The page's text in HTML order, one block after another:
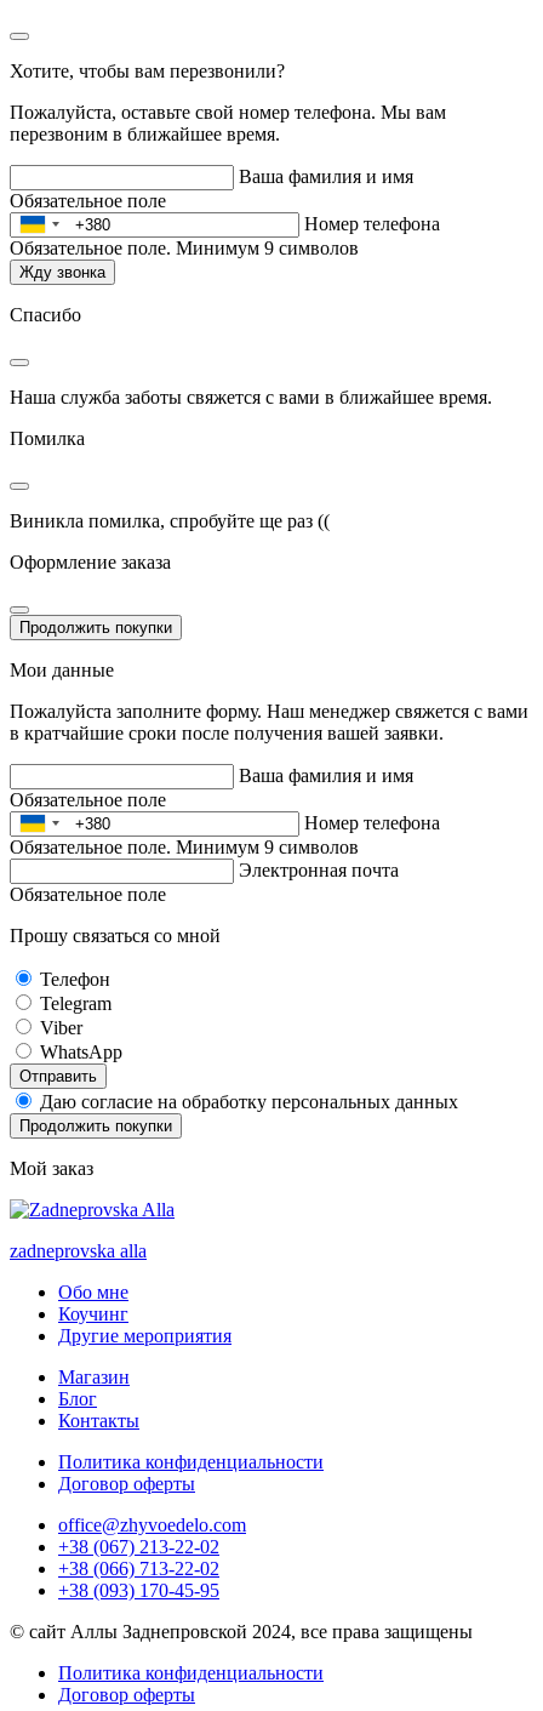
Хотите, чтобы вам перезвонили?
Пожалуйста, оставьте свой номер телефона. Мы вам
перезвоним в ближайшее время.
Ваша фамилия и имя
Обязательное поле
Номер телефона
Обязательное поле. Минимум 9 символов
Жду звонка
Спасибо
Наша служба заботы свяжется с вами в ближайшее время.
Помилка
Виникла помилка, спробуйте ще раз ((
Оформление заказа
Продолжить покупки
Мои данные
Пожалуйста заполните форму. Наш менеджер свяжется с вами
в кратчайшие сроки после получения вашей заявки.
Ваша фамилия и имя
Обязательное поле
Номер телефона
Обязательное поле. Минимум 9 символов
Электронная почта
Обязательное поле
Прошу связаться со мной
Телефон
Telegram
Viber
WhatsApp
Отправить
Даю согласие на обработку персональных данных
Продолжить покупки
Мой заказ
zadneprovska alla
Обо мне
Коучинг
Другие мероприятия
Магазин
Блог
Контакты
Политика конфиденциальности
Договор оферты
office@zhyvoedelo.com
+38 (067) 213-22-02
+38 (066) 713-22-02
+38 (093) 170-45-95
© сайт Аллы Заднепровской 2024, все права защищены
Политика конфиденциальности
Договор оферты